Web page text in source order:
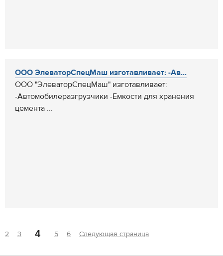
ООО ЭлеваторСпецМаш изготавливает: -Ав...
ООО "ЭлеваторСпецМаш" изготавливает:
-Автомобилеразгрузчики -Емкости для хранения
цемента ...
2 3 4 5 6 Следующая страница